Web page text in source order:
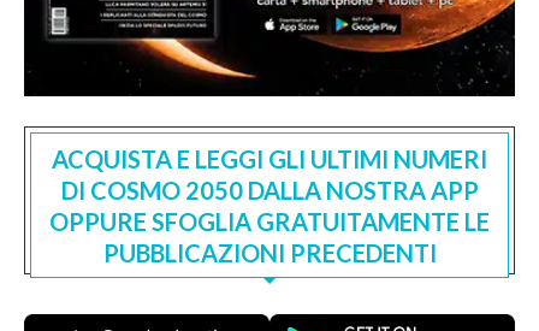
ACQUISTA E LEGGI GLI ULTIMI NUMERI
DI COSMO 2050 DALLA NOSTRA APP
OPPURE SFOGLIA GRATUITAMENTE LE
PUBBLICAZIONI PRECEDENTI